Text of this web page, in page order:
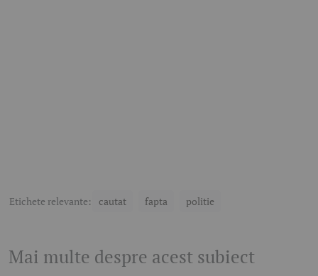
Etichete relevante: cautat fapta politie
Mai multe despre acest subiect